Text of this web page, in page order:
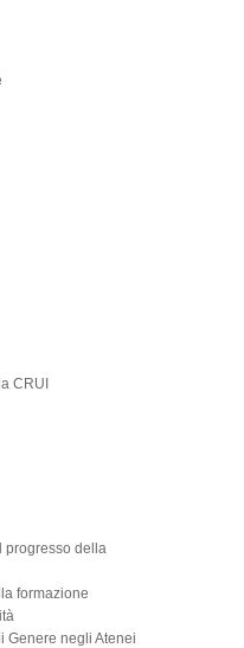
CRUI
progresso della
formazione
Genere negli Atenei